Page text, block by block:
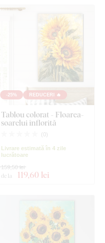
-25% REDUCERI 🔥
Tablou colorat - Floarea-
soarelui înflorită
( 0)
Livrare estimată în 4 zile
lucrătoare
de la 119,60 lei
159,50 lei